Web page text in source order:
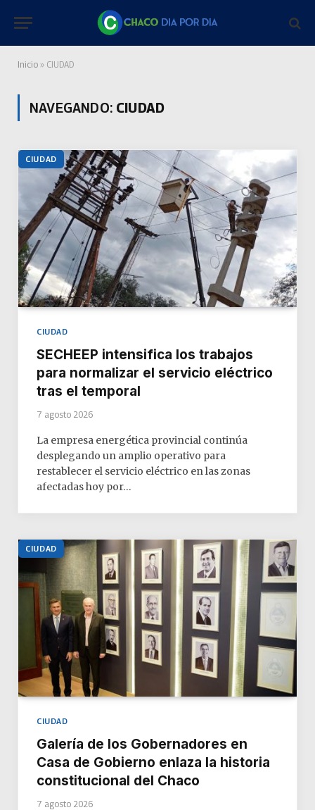
Inicio » CIUDAD
NAVEGANDO: CIUDAD
CIUDAD
CIUDAD
SECHEEP intensifica los trabajos
para normalizar el servicio eléctrico
tras el temporal
7 agosto 2026
La empresa energética provincial continúa
desplegando un amplio operativo para
restablecer el servicio eléctrico en las zonas
afectadas hoy por…
CIUDAD
CIUDAD
Galería de los Gobernadores en
Casa de Gobierno enlaza la historia
constitucional del Chaco
7 agosto 2026